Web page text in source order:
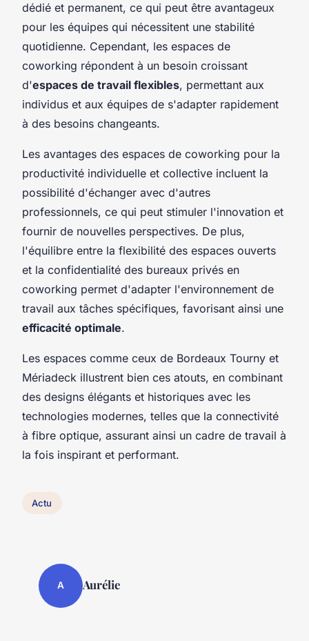
dédié et permanent, ce qui peut être avantageux
pour les équipes qui nécessitent une stabilité
quotidienne. Cependant, les espaces de
coworking répondent à un besoin croissant
d'espaces de travail flexibles, permettant aux
individus et aux équipes de s'adapter rapidement
à des besoins changeants.
Les avantages des espaces de coworking pour la
productivité individuelle et collective incluent la
possibilité d'échanger avec d'autres
professionnels, ce qui peut stimuler l'innovation et
fournir de nouvelles perspectives. De plus,
l'équilibre entre la flexibilité des espaces ouverts
et la confidentialité des bureaux privés en
coworking permet d'adapter l'environnement de
travail aux tâches spécifiques, favorisant ainsi une
efficacité optimale.
Les espaces comme ceux de Bordeaux Tourny et
Mériadeck illustrent bien ces atouts, en combinant
des designs élégants et historiques avec les
technologies modernes, telles que la connectivité
à fibre optique, assurant ainsi un cadre de travail à
la fois inspirant et performant.
Actu
A Aurélie